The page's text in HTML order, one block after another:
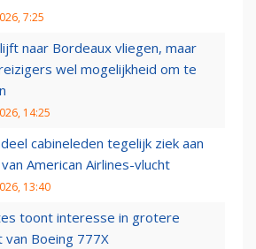
7:25
naar Bordeaux vliegen, maar
wel mogelijkheid om te
14:25
cabineleden tegelijk ziek aan
American Airlines-vlucht
13:40
toont interesse in grotere
van Boeing 777X